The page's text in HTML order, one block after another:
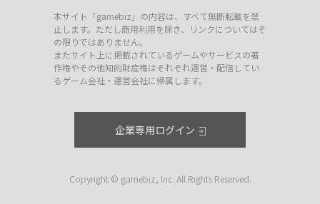
本サイト「gamebiz」の内容は、すべて無断転載を禁
止します。ただし商用利用を除き、リンクについてはそ
の限りではありません。
またサイト上に掲載されているゲームやサービスの著
作権やその他知的財産権はそれぞれ運営・配信してい
るゲーム会社・運営会社に帰属します。
企業専用ログイン
Copyright © gamebiz, Inc. All Rights Reserved.